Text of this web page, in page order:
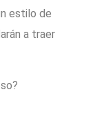
estilo de
a traer